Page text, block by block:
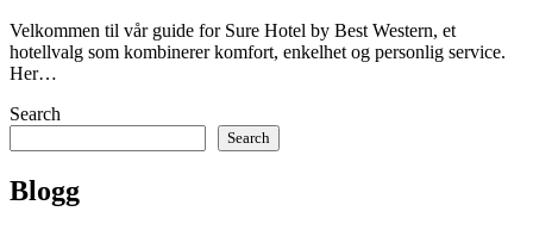
Velkommen til vår guide for Sure Hotel by Best Western, et
hotellvalg som kombinerer komfort, enkelhet og personlig service.
Her…
Search
Search
Blogg